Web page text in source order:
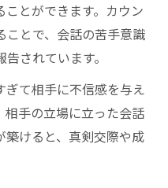
とができます。カウン
ことで、会話の苦手意識
されています。
て相手に不信感を与え
相手の立場に立った会話
築けると、真剣交際や成